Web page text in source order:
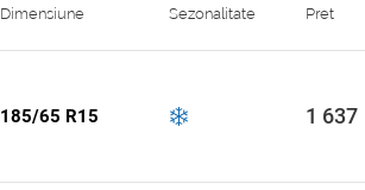
Dimensiune Sezonalitate Pret
185/65 R15 1 637